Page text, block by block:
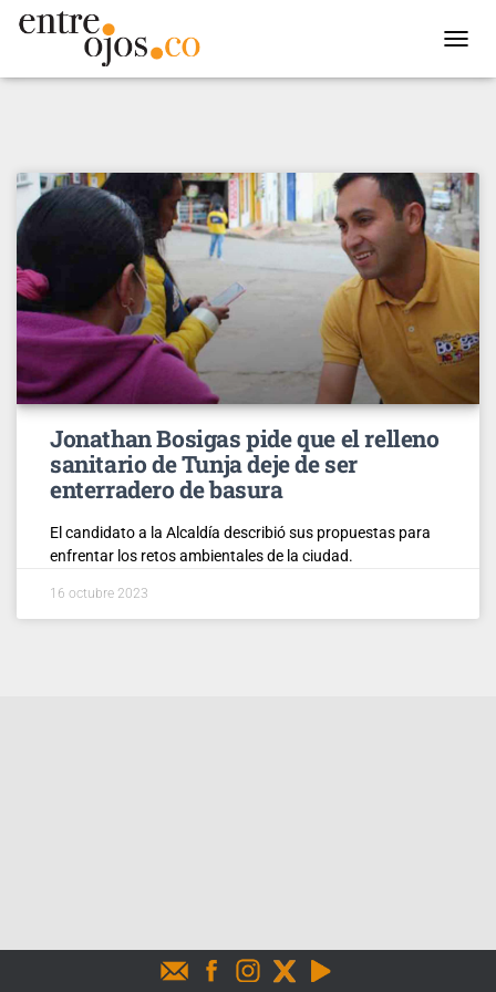
Jonathan Bosigas pide que el relleno
sanitario de Tunja deje de ser
enterradero de basura
El candidato a la Alcaldía describió sus propuestas para
enfrentar los retos ambientales de la ciudad.
16 octubre 2023